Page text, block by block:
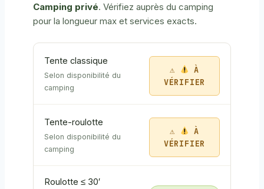
Camping privé. Vérifiez auprès du camping
pour la longueur max et services exacts.
Tente classique
Selon disponibilité du
camping
À
VÉRIFIER
Tente-roulotte
Selon disponibilité du
camping
À
VÉRIFIER
Roulotte ≤ 30′